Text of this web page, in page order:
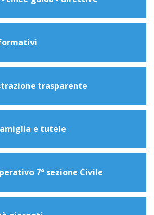
trasparente
e tutele
7° sezione Civile